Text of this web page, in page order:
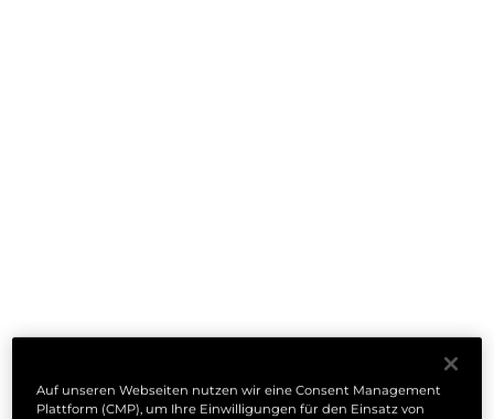
Auf unseren Webseiten nutzen wir eine Consent Management
Plattform (CMP), um Ihre Einwilligungen für den Einsatz von